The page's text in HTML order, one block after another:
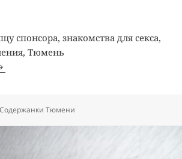
спонсора, знакомства для секса,
Тюмень
Рамма
Рубрики
Содержанки Тюмени